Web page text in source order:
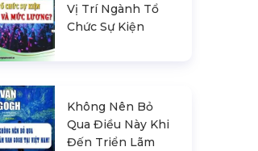
Vị Trí Ngành Tổ
Chức Sự Kiện
Không Nên Bỏ
Qua Điều Này Khi
Đến Triển Lãm